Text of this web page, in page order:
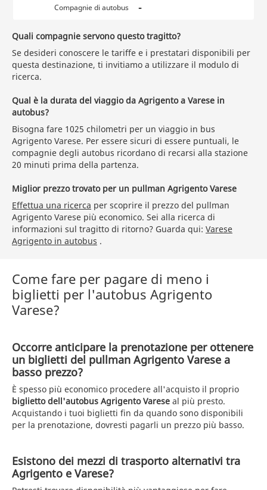
Compagnie di autobus -
Quali compagnie servono questo tragitto?
Se desideri conoscere le tariffe e i prestatari disponibili per
questa destinazione, ti invitiamo a utilizzare il modulo di
ricerca.
Qual è la durata del viaggio da Agrigento a Varese in
autobus?
Bisogna fare 1025 chilometri per un viaggio in bus
Agrigento Varese. Per essere sicuri di essere puntuali, le
compagnie degli autobus ricordano di recarsi alla stazione
20 minuti prima della partenza.
Miglior prezzo trovato per un pullman Agrigento Varese
Effettua una ricerca per scoprire il prezzo del pullman
Agrigento Varese più economico. Sei alla ricerca di
informazioni sul tragitto di ritorno? Guarda qui: Varese
Agrigento in autobus .
Come fare per pagare di meno i
biglietti per l'autobus Agrigento
Varese?
Occorre anticipare la prenotazione per ottenere
un biglietti del pullman Agrigento Varese a
basso prezzo?
È spesso più economico procedere all'acquisto il proprio
biglietto dell'autobus Agrigento Varese al più presto.
Acquistando i tuoi biglietti fin da quando sono disponibili
per la prenotazione, dovresti pagarli un prezzo più basso.
Esistono dei mezzi di trasporto alternativi tra
Agrigento e Varese?